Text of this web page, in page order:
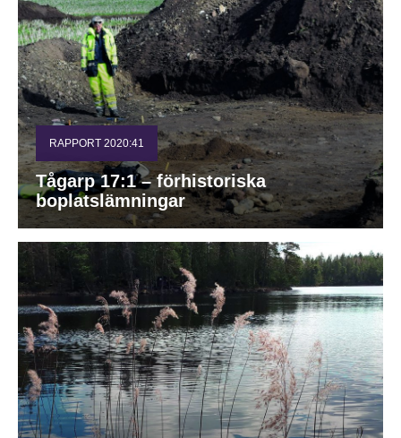
RAPPORT 2020:41
Tågarp 17:1 – förhistoriska
boplatslämningar